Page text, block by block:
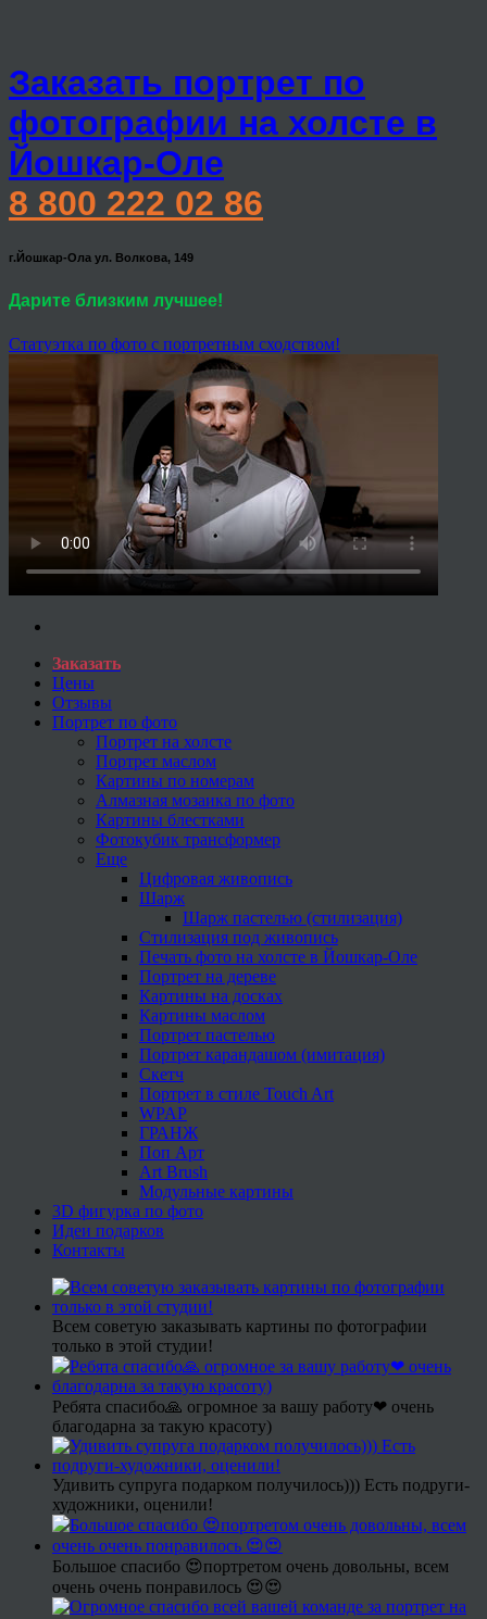
Заказать портрет по
фотографии на холсте в
Йошкар-Оле
8 800 222 02 86
г.Йошкар-Ола ул. Волкова, 149
Дарите близким лучшее!
Статуэтка по фото с портретным сходством!
Заказать
Цены
Отзывы
Портрет по фото
Портрет на холсте
Портрет маслом
Картины по номерам
Алмазная мозаика по фото
Картины блестками
Фотокубик трансформер
Еще
Цифровая живопись
Шарж
Шарж пастелью (стилизация)
Стилизация под живопись
Печать фото на холсте в Йошкар-Оле
Портрет на дереве
Картины на досках
Картины маслом
Портрет пастелью
Портрет карандашом (имитация)
Скетч
Портрет в стиле Touch Art
WPAP
ГРАНЖ
Поп Арт
Art Brush
Модульные картины
3D фигурка по фото
Идеи подарков
Контакты
Всем советую заказывать картины по фотографии
только в этой студии!
Ребята спасибо🙏 огромное за вашу работу❤ очень
благодарна за такую красоту)
Удивить супруга подарком получилось))) Есть подруги-
художники, оценили!
Большое спасибо 😍портретом очень довольны, всем
очень очень понравилось 😍😍